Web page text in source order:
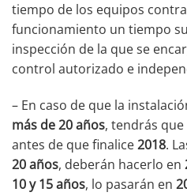
tiempo de los equipos
funcionamiento un tiempo
inspección de la que se
control autorizado e
– En caso de que la
más de 20 años, tendrás que
antes de que finalice2018.
20 años, deberán hacerlo en
10 y 15 años, lo pasarán en